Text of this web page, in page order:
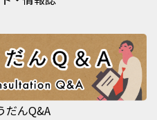
だんQ&A